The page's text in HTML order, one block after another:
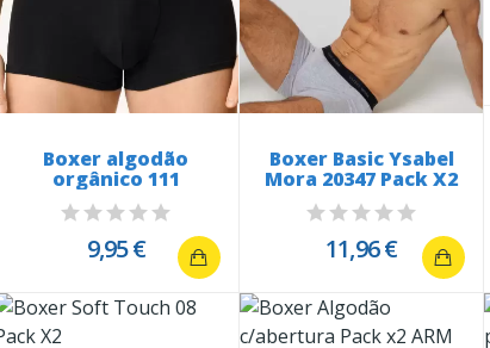
Boxer algodão
orgânico 111
9,95 €
Boxer Basic Ysabel
Mora 20347 Pack X2
11,96 €